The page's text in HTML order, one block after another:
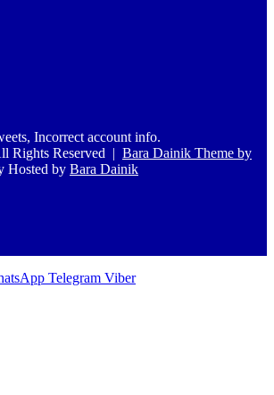
Incorrect account info.
Rights Reserved | Bara Dainik Theme by
Hosted by Bara Dainik
Telegram Viber